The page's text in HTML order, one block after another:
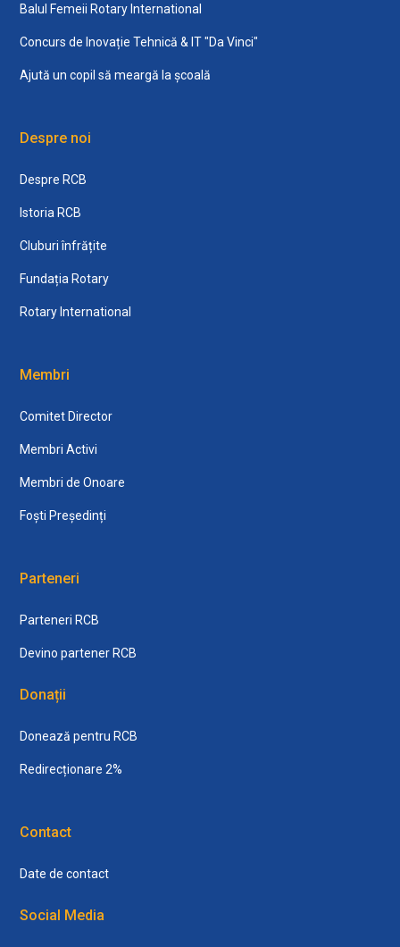
Balul Femeii Rotary International
Concurs de Inovație Tehnică & IT "Da Vinci"
Ajută un copil să meargă la școală
Despre noi
Despre RCB
Istoria RCB
Cluburi înfrățite
Fundația Rotary
Rotary International
Membri
Comitet Director
Membri Activi
Membri de Onoare
Foști Președinți
Parteneri
Parteneri RCB
Devino partener RCB
Donații
Donează pentru RCB
Redirecționare 2%
Contact
Date de contact
Social Media